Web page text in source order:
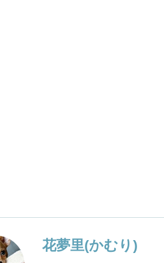
花夢里(かむり)